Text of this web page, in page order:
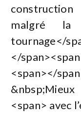
malgré la
tournage</
</
<span></
<span> avec